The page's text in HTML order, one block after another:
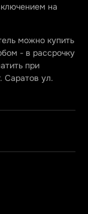
на
можно купить
- в рассрочку
при
Саратов ул.